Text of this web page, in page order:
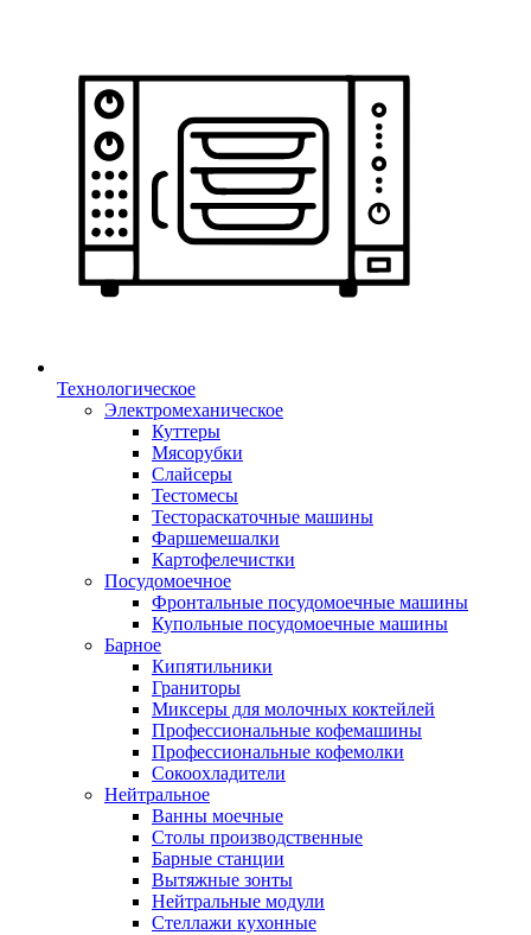
Технологическое
Электромеханическое
Куттеры
Мясорубки
Слайсеры
Тестомесы
Тестораскаточные машины
Фаршемешалки
Картофелечистки
Посудомоечное
Фронтальные посудомоечные машины
Купольные посудомоечные машины
Барное
Кипятильники
Граниторы
Миксеры для молочных коктейлей
Профессиональные кофемашины
Профессиональные кофемолки
Сокоохладители
Нейтральное
Ванны моечные
Столы производственные
Барные станции
Вытяжные зонты
Нейтральные модули
Стеллажи кухонные